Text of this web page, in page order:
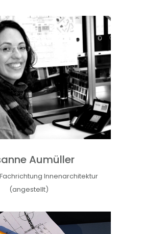
Aumüller
Innenarchitektur
(angestellt)